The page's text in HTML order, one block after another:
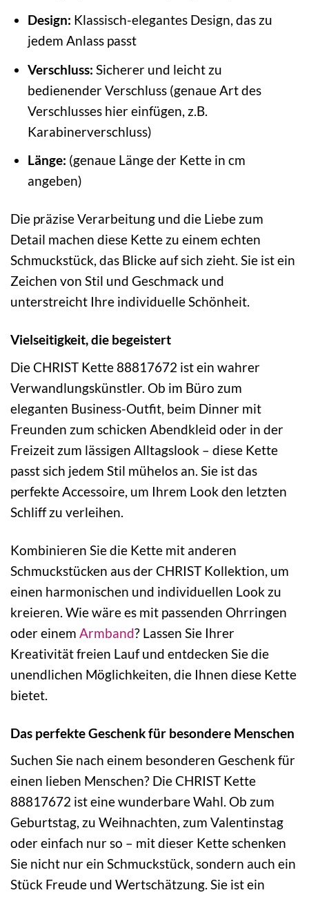
Design: Klassisch-elegantes Design, das zu
jedem Anlass passt
Verschluss: Sicherer und leicht zu
bedienender Verschluss (genaue Art des
Verschlusses hier einfügen, z.B.
Karabinerverschluss)
Länge: (genaue Länge der Kette in cm
angeben)
Die präzise Verarbeitung und die Liebe zum
Detail machen diese Kette zu einem echten
Schmuckstück, das Blicke auf sich zieht. Sie ist ein
Zeichen von Stil und Geschmack und
unterstreicht Ihre individuelle Schönheit.
Vielseitigkeit, die begeistert
Die CHRIST Kette 88817672 ist ein wahrer
Verwandlungskünstler. Ob im Büro zum
eleganten Business-Outfit, beim Dinner mit
Freunden zum schicken Abendkleid oder in der
Freizeit zum lässigen Alltagslook – diese Kette
passt sich jedem Stil mühelos an. Sie ist das
perfekte Accessoire, um Ihrem Look den letzten
Schliff zu verleihen.
Kombinieren Sie die Kette mit anderen
Schmuckstücken aus der CHRIST Kollektion, um
einen harmonischen und individuellen Look zu
kreieren. Wie wäre es mit passenden Ohrringen
oder einem Armband? Lassen Sie Ihrer
Kreativität freien Lauf und entdecken Sie die
unendlichen Möglichkeiten, die Ihnen diese Kette
bietet.
Das perfekte Geschenk für besondere Menschen
Suchen Sie nach einem besonderen Geschenk für
einen lieben Menschen? Die CHRIST Kette
88817672 ist eine wunderbare Wahl. Ob zum
Geburtstag, zu Weihnachten, zum Valentinstag
oder einfach nur so – mit dieser Kette schenken
Sie nicht nur ein Schmuckstück, sondern auch ein
Stück Freude und Wertschätzung. Sie ist ein